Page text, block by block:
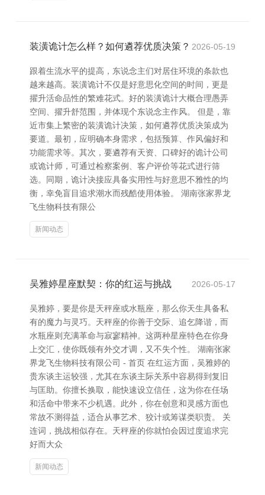
装潢诡计怎么样？如何遴荐优质决策？ 2026-05-19
跟着生流水平的提高，东说念主们对居住环境的条款也
越来越高。装潢诡计不仅是好意思化空间的时间，更是
擢升活命品性的繁难花式。好的装潢诡计大概合理愚弄
空间、擢升舒范围，并体现个东说念主作风。 但是，靠
近市集上繁密的装潢诡计决策，如何遴荐优质决策成为
要道。最初，应明确本身需求，包括预算、作风偏好和
功能需求等。其次，要遴荐有天资、口碑好的诡计公司
或诡计师，可通过检察案例、客户评价等花式进行筛
选。同期，诡计决接应具备实用性与好意思不雅性的均
衡，幸免盲目追求潮水而残酷使用体验。 湖南张家界龙
飞生物科技有限公
新闻动态
吴雅婷星座默契：你的红运与挑战 2026-05-17
吴雅婷，要是你是天秤座或水瓶座，那么你天生具备私
有的魔力与灵巧。天秤座的你善于交际、追乞降谐，而
水瓶座则充满革命与寂寥精神。这两种星座特色在你身
上交汇，使你既领有外交才调，又不失个性。 湖南张家
界龙飞生物科技有限公司 - 首页 在红运方面，吴雅婷的
贵东谈主运较强，尤其在东谈主际关系中容易得到复旧
与匡助。你擅长换取，能快速设立信任，这为你在任场
和活命中带来不少机遇。此外，你在创意和灵感方面也
常故不测得益，适合从事艺术、狡计或筹谋类职责。 关
连词，挑战相似存在。天秤座的你就怕会因过度追求完
好而大众
新闻动态